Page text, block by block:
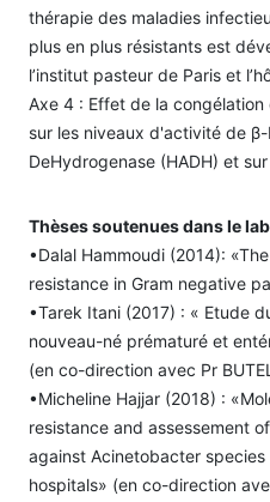
thérapie des maladies
plus en plus résistants est
l’institut pasteur de Paris et
Axe 4 : Effet de la
sur les niveaux d'activité de
DeHydrogenase (HADH) et
Thèses soutenues dans le
•Dalal Hammoudi (2014):
resistance in Gram negative
•Tarek Itani (2017) : « Etude
nouveau-né prématuré et
(en co-direction avec Pr
•Micheline Hajjar (2018) :
resistance and assessement
against Acinetobacter
hospitals» (en co-direction